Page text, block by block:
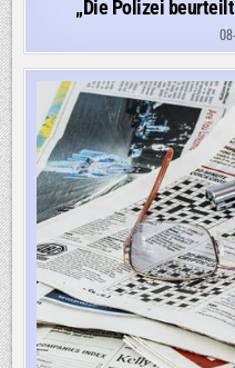
„Die Polizei